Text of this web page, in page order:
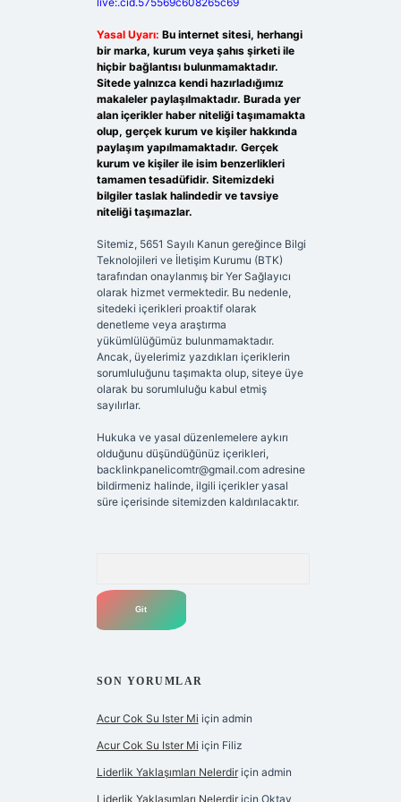
Yasal Uyarı: Bu internet sitesi, herhangi
bir marka, kurum veya şahıs şirketi ile
hiçbir bağlantısı bulunmamaktadır.
Sitede yalnızca kendi hazırladığımız
makaleler paylaşılmaktadır. Burada yer
alan içerikler haber niteliği taşımamakta
olup, gerçek kurum ve kişiler hakkında
paylaşım yapılmamaktadır. Gerçek
kurum ve kişiler ile isim benzerlikleri
tamamen tesadüfidir. Sitemizdeki
bilgiler taslak halindedir ve tavsiye
niteliği taşımazlar.
Sitemiz, 5651 Sayılı Kanun gereğince Bilgi
Teknolojileri ve İletişim Kurumu (BTK)
tarafından onaylanmış bir Yer Sağlayıcı
olarak hizmet vermektedir. Bu nedenle,
sitedeki içerikleri proaktif olarak
denetleme veya araştırma
yükümlülüğümüz bulunmamaktadır.
Ancak, üyelerimiz yazdıkları içeriklerin
sorumluluğunu taşımakta olup, siteye üye
olarak bu sorumluluğu kabul etmiş
sayılırlar.
Hukuka ve yasal düzenlemelere aykırı
olduğunu düşündüğünüz içerikleri,
backlinkpanelicomtr@gmail.comadresine
bildirmeniz halinde, ilgili içerikler yasal
süre içerisinde sitemizden kaldırılacaktır.
SON YORUMLAR
Acur Cok Su Ister Mi için admin
Acur Cok Su Ister Mi için Filiz
Liderlik Yaklaşımları Nelerdiriçin admin
Liderlik Yaklaşımları Nelerdiriçin Oktay